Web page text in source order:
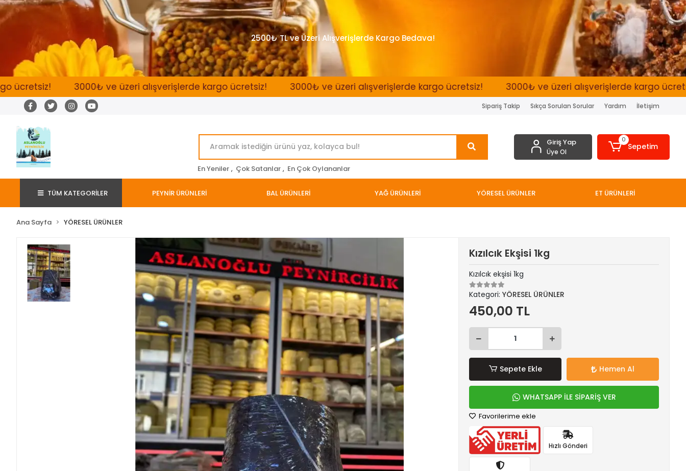
2500₺ TL ve Üzeri Alışverişlerde Kargo Bedava!
3000₺ ve üzeri alışverişlerde kargo ücretsiz! 3000₺ ve üzeri alışverişlerde kargo ücretsiz! 3000₺ ve üzeri alışverişlerde kargo ücretsiz!
Sipariş Takip Sıkça Sorulan Sorular Yardım İletişim
En Yeniler , Çok Satanlar , En Çok Oylananlar
Giriş Yap
Üye Ol
0
Sepetim
TÜM KATEGORİLER PEYNİR ÜRÜNLERİ BAL ÜRÜNLERİ YAĞ ÜRÜNLERİ YÖRESEL ÜRÜNLER ET ÜRÜNLERİ
Ana Sayfa YÖRESEL ÜRÜNLER
Kızılcık Ekşisi 1kg
Kızılcık ekşisi 1kg
Kategori:YÖRESEL ÜRÜNLER
450,00 TL
Sepete Ekle Hemen Al
WHATSAPP İLE SİPARİŞ VER
Favorilerime ekle
Hızlı Gönderi